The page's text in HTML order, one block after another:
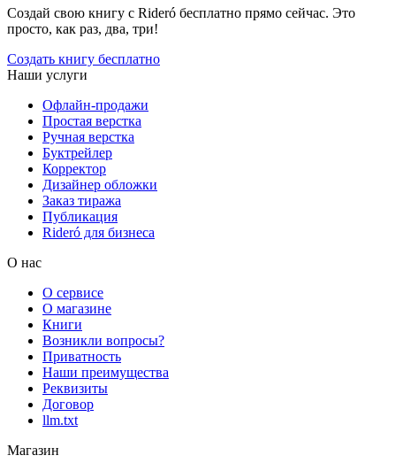
Создай свою книгу с Rideró бесплатно прямо сейчас. Это
просто, как раз, два, три!
Создать книгу бесплатно
Наши услуги
Офлайн-продажи
Простая верстка
Ручная верстка
Буктрейлер
Корректор
Дизайнер обложки
Заказ тиража
Публикация
Rideró для бизнеса
О нас
О сервисе
О магазине
Книги
Возникли вопросы?
Приватность
Наши преимущества
Реквизиты
Договор
llm.txt
Магазин